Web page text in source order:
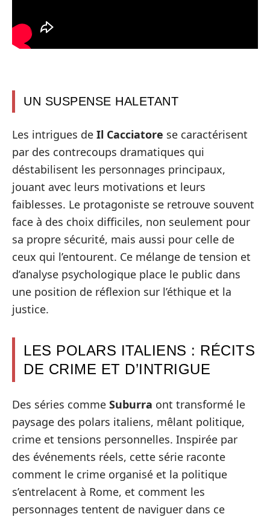
UN SUSPENSE HALETANT
Les intrigues de Il Cacciatore se caractérisent
par des contrecoups dramatiques qui
déstabilisent les personnages principaux,
jouant avec leurs motivations et leurs
faiblesses. Le protagoniste se retrouve souvent
face à des choix difficiles, non seulement pour
sa propre sécurité, mais aussi pour celle de
ceux qui l’entourent. Ce mélange de tension et
d’analyse psychologique place le public dans
une position de réflexion sur l’éthique et la
justice.
LES POLARS ITALIENS : RÉCITS
DE CRIME ET D’INTRIGUE
Des séries comme Suburra ont transformé le
paysage des polars italiens, mêlant politique,
crime et tensions personnelles. Inspirée par
des événements réels, cette série raconte
comment le crime organisé et la politique
s’entrelacent à Rome, et comment les
personnages tentent de naviguer dans ce